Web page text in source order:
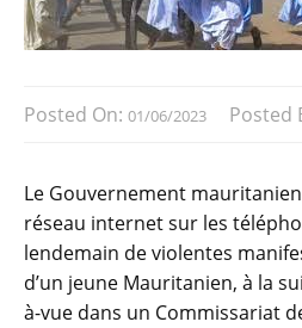
Posted On: 01/06/2023 Posted
Le Gouvernement
réseau internet sur les
lendemain de violentes
d’un jeune Mauritanien, à la
à-vue dans un Commissariat